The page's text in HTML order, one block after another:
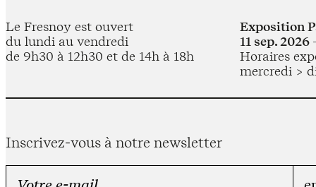
Le Fresnoy est ouvert
du lundi au vendredi
de 9h30 à 12h30 et de 14h à 18h
Exposition
11 sep.
Horaires
mercredi >
Inscrivez-vous à notre newsletter